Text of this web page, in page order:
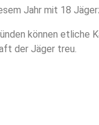
Jahr mit 18
können etliche
der Jäger treu.